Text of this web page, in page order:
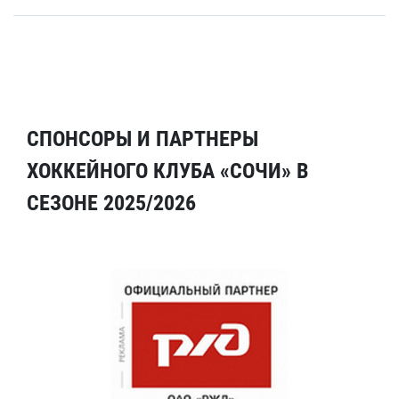
СПОНСОРЫ И ПАРТНЕРЫ
ХОККЕЙНОГО КЛУБА «СОЧИ» В
СЕЗОНЕ 2025/2026